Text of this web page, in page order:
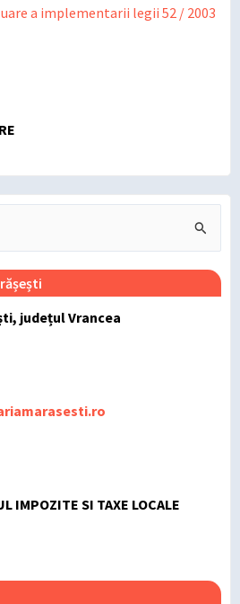
a implementarii legii 52 / 2003
județul Vrancea
IMPOZITE SI TAXE LOCALE